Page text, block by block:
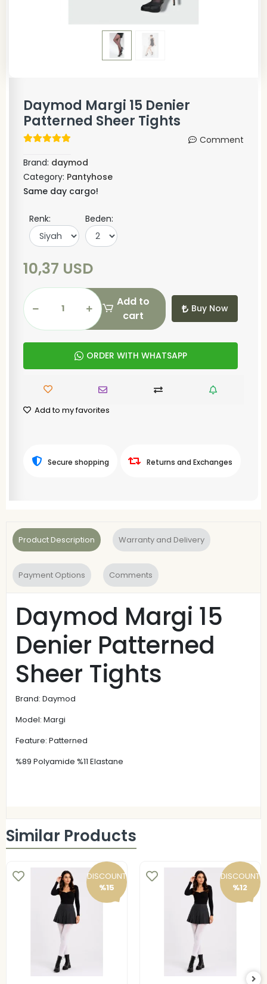
Daymod Margi 15 Denier
Patterned Sheer Tights
Comment
Brand: daymod
Category: Pantyhose
Same day cargo!
Renk: Beden:
10,37 USD
Add to
cart
Buy Now
ORDER WITH WHATSAPP
Add to my favorites
Secure shopping Returns and Exchanges
Product Description Warranty and Delivery
Payment Options Comments
Daymod Margi 15
Denier Patterned
Sheer Tights
Brand: Daymod
Model: Margi
Feature: Patterned
%89 Polyamide %11 Elastane
Similar Products
DISCOUNT
%15
DISCOUNT
%12